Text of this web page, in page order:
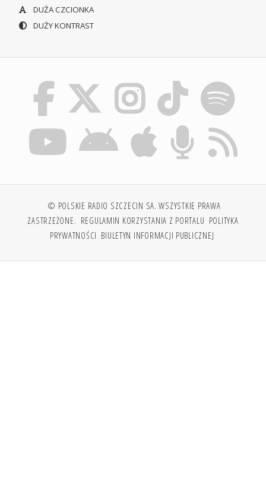
DUŻA CZCIONKA
DUŻY KONTRAST
© POLSKIE RADIO SZCZECIN SA. WSZYSTKIE PRAWA
ZASTRZEŻONE. REGULAMIN KORZYSTANIA Z PORTALU POLITYKA
PRYWATNOŚCI BIULETYN INFORMACJI PUBLICZNEJ